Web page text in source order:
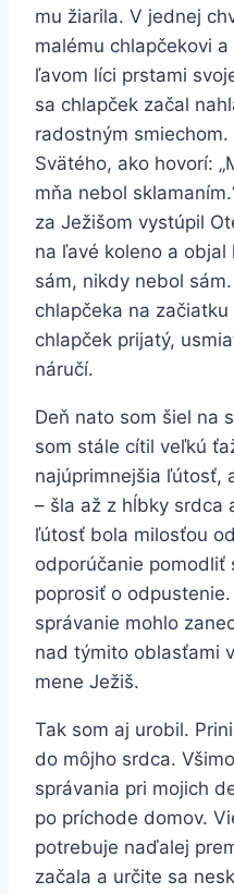
mu žiarila. V jednej
malému chlapčekovi
ľavom líci prstami
sa chlapček začal
radostným
Svätého, ako hovorí:
mňa nebol
za Ježišom vystúpil
na ľavé koleno a objal
sám, nikdy nebol
chlapčeka na
chlapček prijatý,
náručí.
Deň nato som šiel na
som stále cítil veľkú
najúprimnejšia ľútosť,
– šla až z hĺbky srdca
ľútosť bola milosťou
odporúčanie pomodliť
poprosiť o
správanie mohlo
nad týmito oblasťami
mene Ježiš.
Tak som aj urobil.
do môjho srdca.
správania pri mojich
po príchode domov.
potrebuje naďalej
začala a určite sa